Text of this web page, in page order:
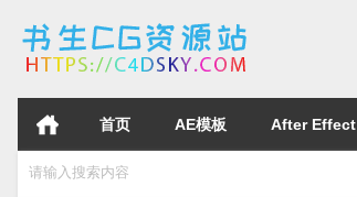
首页 AE模板 After Effect
请输入搜索内容